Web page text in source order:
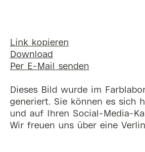
Link kopieren
Download
Per E-Mail senden
Dieses Bild wurde im
generiert. Sie können es sich
und auf Ihren Social-Media-
Wir freuen uns über eine